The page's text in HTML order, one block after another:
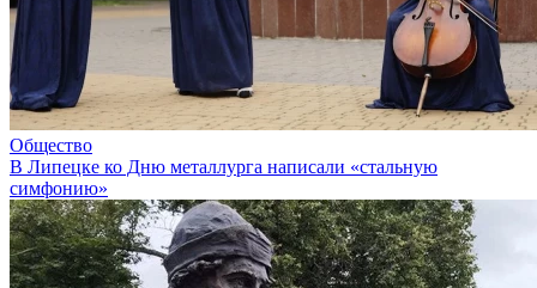
Общество
В Липецке ко Дню металлурга написали «стальную
симфонию»